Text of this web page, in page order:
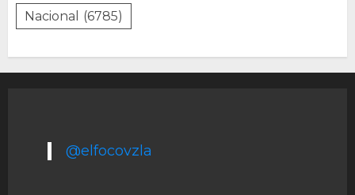
Nacional (6785)
@elfocovzla